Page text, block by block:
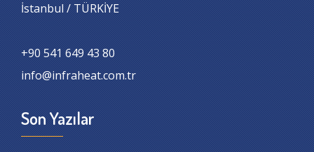
İstanbul / TÜRKİYE
+90 541 649 43 80
info@infraheat.com.tr
Son Yazılar